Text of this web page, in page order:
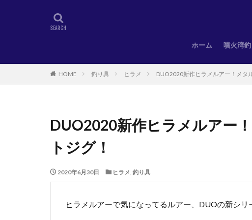
ホーム 噴火湾
ヒラメ
サクラ
アキア
HOME 釣り具 ヒラメ DUO2020新作ヒラメルアー！メタ
DUO2020新作ヒラメルアー
トジグ！
2020年6月30日 ヒラメ, 釣り具
ヒラメルアーで気になってるルアー、DUOの新シリ